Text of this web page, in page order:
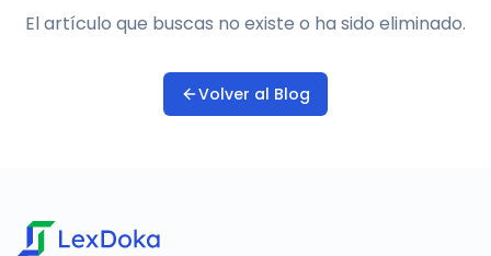
El artículo que buscas no existe o ha sido eliminado.
Volver al Blog